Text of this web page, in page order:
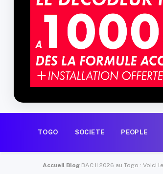
TOGO SOCIETE PEOPLE
Accueil Blog BAC II 2026 au Togo :